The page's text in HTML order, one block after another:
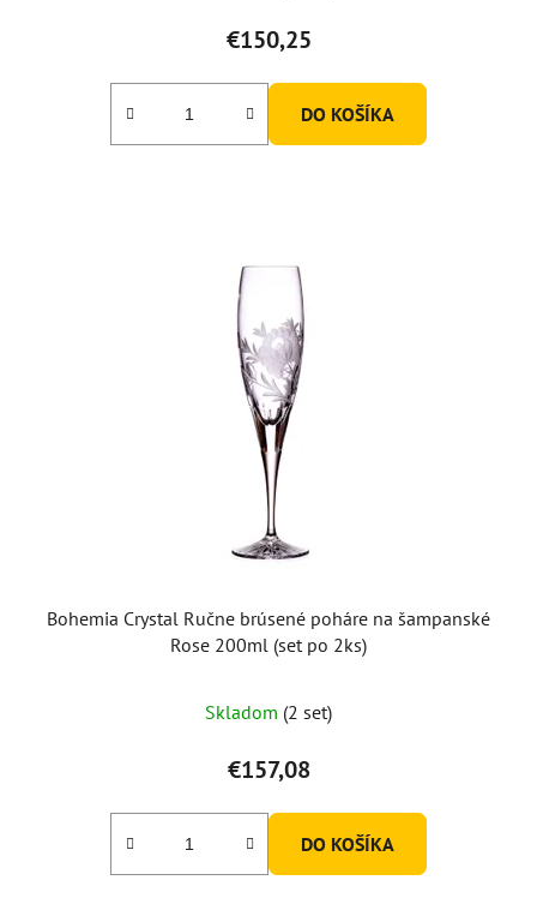
€150,25
DO KOŠÍKA
Bohemia Crystal Ručne brúsené poháre na šampanské
Rose 200ml (set po 2ks)
Skladom (2 set)
€157,08
DO KOŠÍKA